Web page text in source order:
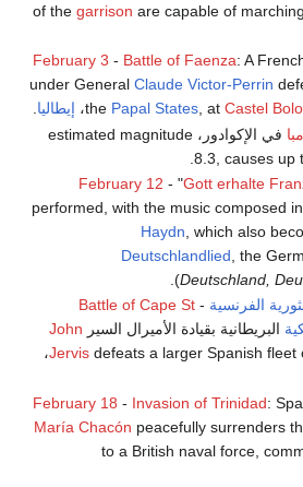
of the garrison are capable of
February 3 - Battle of Faenza: A
under General Claude Victor-Perrin
the Papal States, at Castel ، إيطاليا.
في الإكوادور، estimated magnitude
8.3, causes up
February 12 - "Gott erhalte
performed, with the music composed
Haydn , which also
Deutschlandlied , the
(Deutschland,
الفرنسية -
Battle of Cape St
البريطانية بقيادة الأميرال السير John
Jervisdefeats a larger Spanish fleet
،
February 18 - Invasion of Trinidad:
María Chacón peacefully surrenders
to a British naval force,